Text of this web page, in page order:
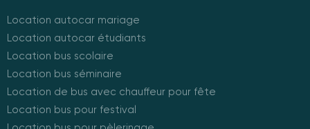
Location autocar mariage
Location autocar étudiants
Location bus scolaire
Location bus séminaire
Location de bus avec chauffeur pour fête
Location bus pour festival